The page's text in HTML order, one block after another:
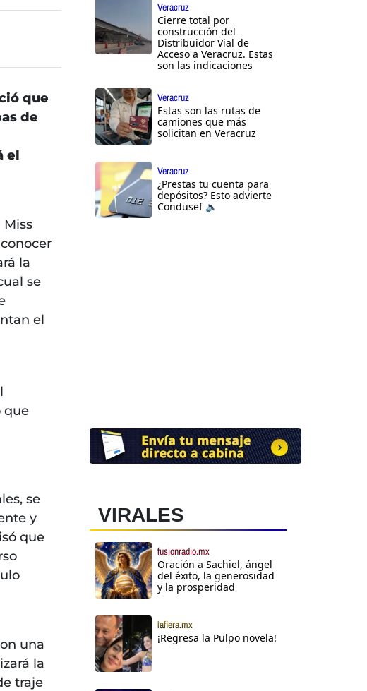
que
de
el
la
se
el
que
se
y
que
una
la
traje
Veracruz
Cierre total por
construcción del
Distribuidor Vial de
Acceso a Veracruz. Estas
son las indicaciones
Veracruz
Estas son las rutas de
camiones que más
solicitan en Veracruz
Veracruz
¿Prestas tu cuenta para
depósitos? Esto advierte
Condusef 🔈
VIRALES
fusionradio.mx
Oración a Sachiel, ángel
del éxito, la generosidad
y la prosperidad
lafiera.mx
¡Regresa la Pulpo novela!